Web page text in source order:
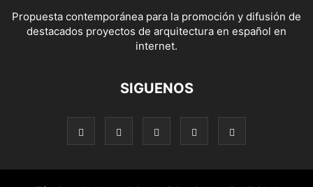
Propuesta contemporánea para la promoción y difusión de
destacados proyectos de arquitectura en español en
internet.
SIGUENOS